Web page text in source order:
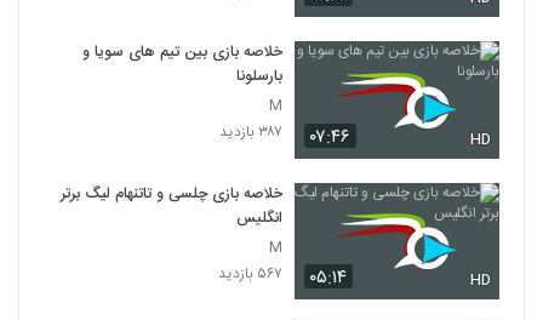
۰۷:۴۶ HD
خلاصه بازی بین تیم های سویا و
بارسلونا
M
۳۸۷ بازدید
۰۵:۱۴ HD
خلاصه بازی چلسی و تاتنهام لیگ برتر
انگلیس
M
۵۶۷ بازدید